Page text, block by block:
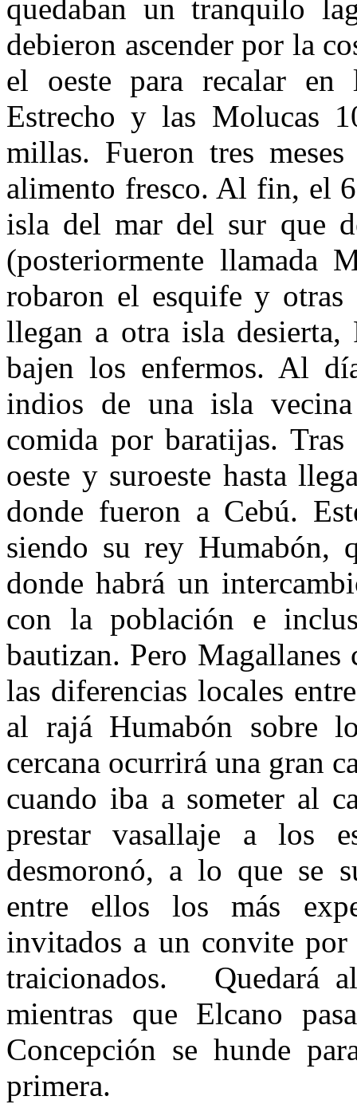
quedaban un tranquilo
debieron ascender por la
el oeste para recalar en
Estrecho y las Molucas
millas. Fueron tres
alimento fresco. Al fin, el
isla del mar del sur que
(posteriormente llamada
robaron el esquife y
llegan a otra isla
bajen los enfermos. Al
indios de una isla
comida por baratijas.
oeste y suroeste hasta
donde fueron a Cebú.
siendo su rey Humabón,
donde habrá un
con la población e
bautizan. Pero
las diferencias locales
al rajá Humabón sobre
cercana ocurrirá una gran
cuando iba a someter al
prestar vasallaje a los
desmoronó, a lo que se
entre ellos los más
invitados a un convite
traicionados. Quedará
mientras que Elcano
Concepción se hunde
primera.